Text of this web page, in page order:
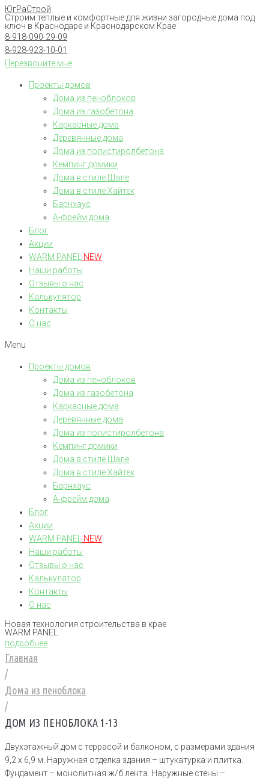
Перейти
к
контенту
ЮгРаСтрой
Строим теплые и комфортные для жизни загородные дома под
ключ в Краснодаре и Краснодарском Крае
8-918-090-29-09
8-928-923-10-01
Перезвоните мне
Проекты домов
Дома из пеноблоков
Дома из газобетона
Каркасные дома
Деревянные дома
Дома из полистиролбетона
Кемпинг домики
Дома в стиле Шале
Дома в стиле Хайтек
Барнхаус
А-фрейм дома
Блог
Акции
WARM PANEL
NEW
Наши работы
Отзывы о нас
Калькулятор
Контакты
О нас
Menu
Проекты домов
Дома из пеноблоков
Дома из газобетона
Каркасные дома
Деревянные дома
Дома из полистиролбетона
Кемпинг домики
Дома в стиле Шале
Дома в стиле Хайтек
Барнхаус
А-фрейм дома
Блог
Акции
WARM PANEL
NEW
Наши работы
Отзывы о нас
Калькулятор
Контакты
О нас
Новая технология строительства в крае
WARM PANEL
подробнее
Главная
/
Дома из пеноблока
/
ДОМ ИЗ ПЕНОБЛОКА 1-13
Двухэтажный дом с террасой и балконом, с размерами здания
9,2 х 6,9 м. Наружная отделка здания – штукатурка и плитка.
Фундамент – монолитная ж/б лента. Наружные стены –